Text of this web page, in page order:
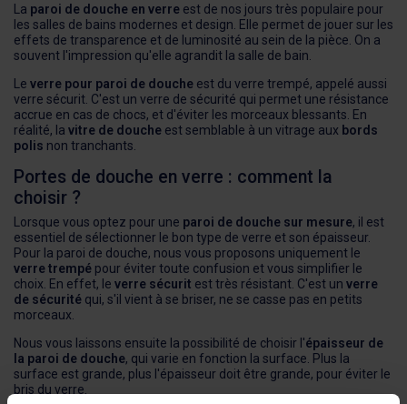
La paroi de douche en verre est de nos jours très populaire pour
les salles de bains modernes et design. Elle permet de jouer sur les
effets de transparence et de luminosité au sein de la pièce. On a
souvent l'impression qu'elle agrandit la salle de bain.
Le verre pour paroi de douche est du verre trempé, appelé aussi
verre sécurit. C'est un verre de sécurité qui permet une résistance
accrue en cas de chocs, et d'éviter les morceaux blessants. En
réalité, la vitre de douche est semblable à un vitrage aux bords
polis non tranchants.
Portes de douche en verre : comment la
choisir ?
Lorsque vous optez pour une paroi de douche sur mesure, il est
essentiel de sélectionner le bon type de verre et son épaisseur.
Pour la paroi de douche, nous vous proposons uniquement le
verre trempé pour éviter toute confusion et vous simplifier le
choix. En effet, le verre sécurit est très résistant. C'est un verre
de sécurité qui, s'il vient à se briser, ne se casse pas en petits
morceaux.
Nous vous laissons ensuite la possibilité de choisir l'épaisseur de
la paroi de douche, qui varie en fonction la surface. Plus la
surface est grande, plus l'épaisseur doit être grande, pour éviter le
bris du verre.